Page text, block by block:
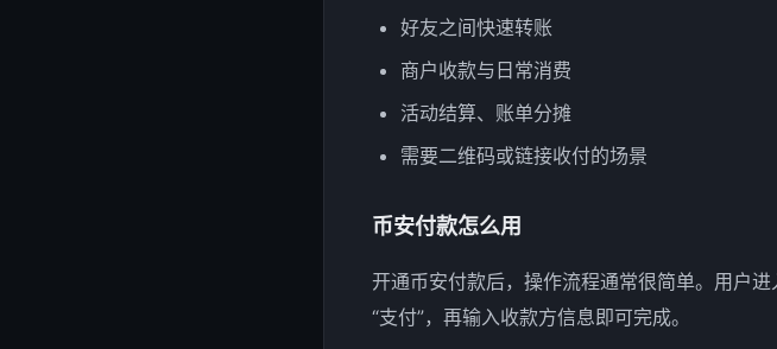
好友之间快速转账
商户收款与日常消费
活动结算、账单分摊
需要二维码或链接收付的场景
币安付款怎么用
开通币安付款后，操作流程通常很简单。用户
“支付”，再输入收款方信息即可完成。